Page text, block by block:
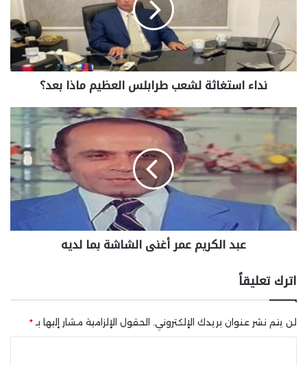
نداء استغاثة لشعب طرابلس العظيم ماذا بعد؟
عبد الكريم عمر أغنى الشاشة بما لديه
اترك تعليقاً
لن يتم نشر عنوان بريدك الإلكتروني. الحقول الإلزامية مشار إليها بـ*